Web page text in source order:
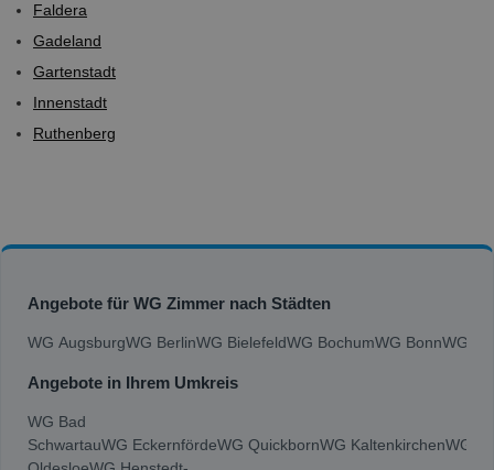
Faldera
Gadeland
Gartenstadt
Innenstadt
Ruthenberg
Angebote für WG Zimmer nach Städten
WG AugsburgWG BerlinWG BielefeldWG BochumWG BonnWG
Angebote in Ihrem Umkreis
WG Bad
SchwartauWG EckernfördeWG QuickbornWG KaltenkirchenWG